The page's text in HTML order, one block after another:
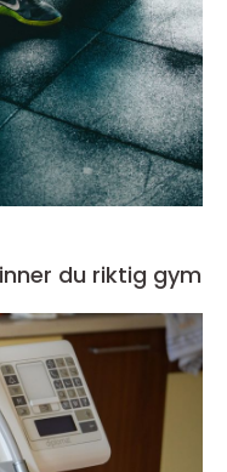
du riktig gym